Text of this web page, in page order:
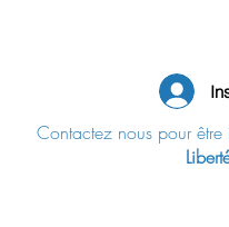
Contactez nous pour être